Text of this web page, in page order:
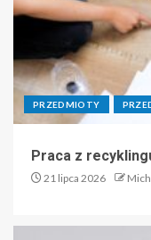
PRZEDMIOTY
Praca z
21 lipca 2026